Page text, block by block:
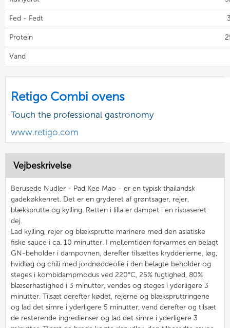
Fed - Fedt
Protein
Vand
Retigo Combi ovens
Touch the professional gastronomy
www.retigo.com
Vejbeskrivelse
Berusede Nudler - Pad Kee Mao - er en typisk thailandsk
gadekøkkenret. Det er en gryderet af grøntsager, rejer,
blæksprutte og kylling. Retten i lilla er dampet i en risbaseret
dej.
Lad kylling, rejer og blæksprutte marinere med den asiatiske
fiske sauce i ca. 10 minutter. I mellemtiden forvarmes en belagt
GN-beholder i dampovnen, derefter tilsættes krydderierne, løg,
hvidløg og chili med jordnøddeolie i den belagte beholder og
steges i kombidampmodus ved 220°C, 25% fugtighed, 80%
blæserhastighed i 3 minutter, vendes og steges i yderligere 3
minutter. Tilsæt derefter kødet, rejerne og blækspruttringene
og lad det simre i yderligere 5 minutter, vend derefter og tilsæt
de resterende ingredienser og lad det simre i yderligere 3